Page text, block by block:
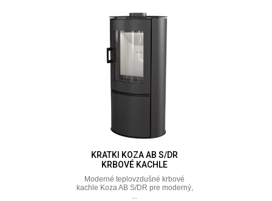
KRATKI KOZA AB S/DR
KRBOVÉ KACHLE
Moderné teplovzdušné krbové
kachle Koza AB S/DR pre moderný,
...